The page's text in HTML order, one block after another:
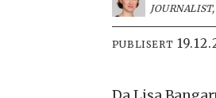
PUBLISERT